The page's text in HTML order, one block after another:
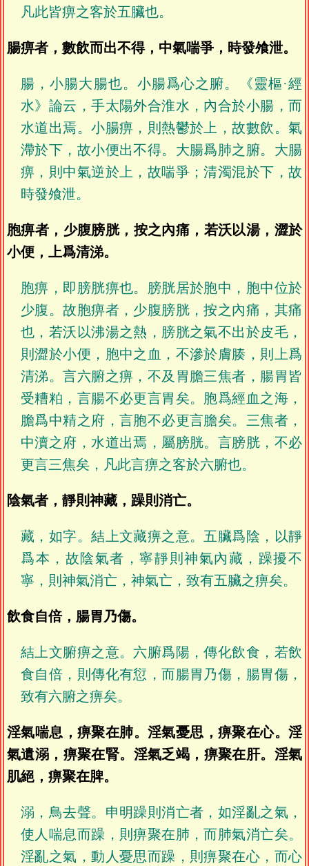
凡此皆痹之客於五臟也。
腸痹者，數飲而出不得，中氣喘爭，時發飧泄。
腸，小腸大腸也。小腸爲心之腑。《靈樞·經
水》論云，手太陽外合淮水，內合於小腸，而
水道出焉。小腸痹，則熱鬱於上，故數飲。氣
滯於下，故小便出不得。大腸爲肺之腑。大腸
痹，則中氣逆於上，故喘爭；清濁混於下，故
時發飧泄。
胞痹者，少腹膀胱，按之內痛，若沃以湯，澀於
小便，上爲清涕。
胞痹，即膀胱痹也。膀胱居於胞中，胞中位於
少腹。故胞痹者，少腹膀胱，按之內痛，其痛
也，若沃以沸湯之熱，膀胱之氣不出於皮毛，
則澀於小便，胞中之血，不滲於膚腠，則上爲
清涕。言六腑之痹，不及胃膽三焦者，腸胃皆
受糟粕，言腸不必更言胃矣。胞爲經血之海，
膽爲中精之府，言胞不必更言膽矣。三焦者，
中瀆之府，水道出焉，屬膀胱。言膀胱，不必
更言三焦矣，凡此言痹之客於六腑也。
陰氣者，靜則神藏，躁則消亡。
藏，如字。結上文藏痹之意。五臟爲陰，以靜
爲本，故陰氣者，寧靜則神氣內藏，躁擾不
寧，則神氣消亡，神氣亡，致有五臟之痹矣。
飲食自倍，腸胃乃傷。
結上文腑痹之意。六腑爲陽，傳化飲食，若飲
食自倍，則傳化有愆，而腸胃乃傷，腸胃傷，
致有六腑之痹矣。
淫氣喘息，痹聚在肺。淫氣憂思，痹聚在心。淫
氣遺溺，痹聚在腎。淫氣乏竭，痹聚在肝。淫氣
肌絕，痹聚在脾。
溺，鳥去聲。申明躁則消亡者，如淫亂之氣，
使人喘息而躁，則痹聚在肺，而肺氣消亡矣。
淫亂之氣，動人憂思而躁，則痹聚在心，而心